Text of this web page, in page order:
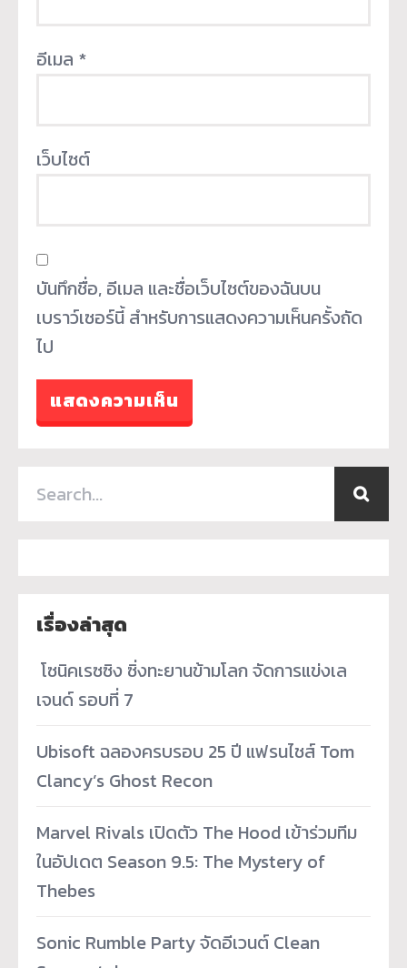
อีเมล *
เว็บไซต์
บันทึกชื่อ, อีเมล และชื่อเว็บไซต์ของฉันบน
เบราว์เซอร์นี้ สำหรับการแสดงความเห็นครั้งถัด
ไป
เรื่องล่าสุด
­ โซนิคเรซซิง ซิ่งทะยานข้ามโลก จัดการแข่งเล
เจนด์ รอบที่ 7
Ubisoft ฉลองครบรอบ 25 ปี แฟรนไชส์ Tom
Clancy’s Ghost Recon
Marvel Rivals เปิดตัว The Hood เข้าร่วมทีม
ในอัปเดต Season 9.5: The Mystery of
Thebes
Sonic Rumble Party จัดอีเวนต์ Clean